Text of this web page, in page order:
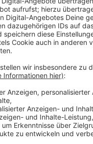
auf dem Laufenden
bleiben!
mehr - mit unserem
Newsletter. Ob
unsere neuesten
informieren dich.
Newsletter anmelden